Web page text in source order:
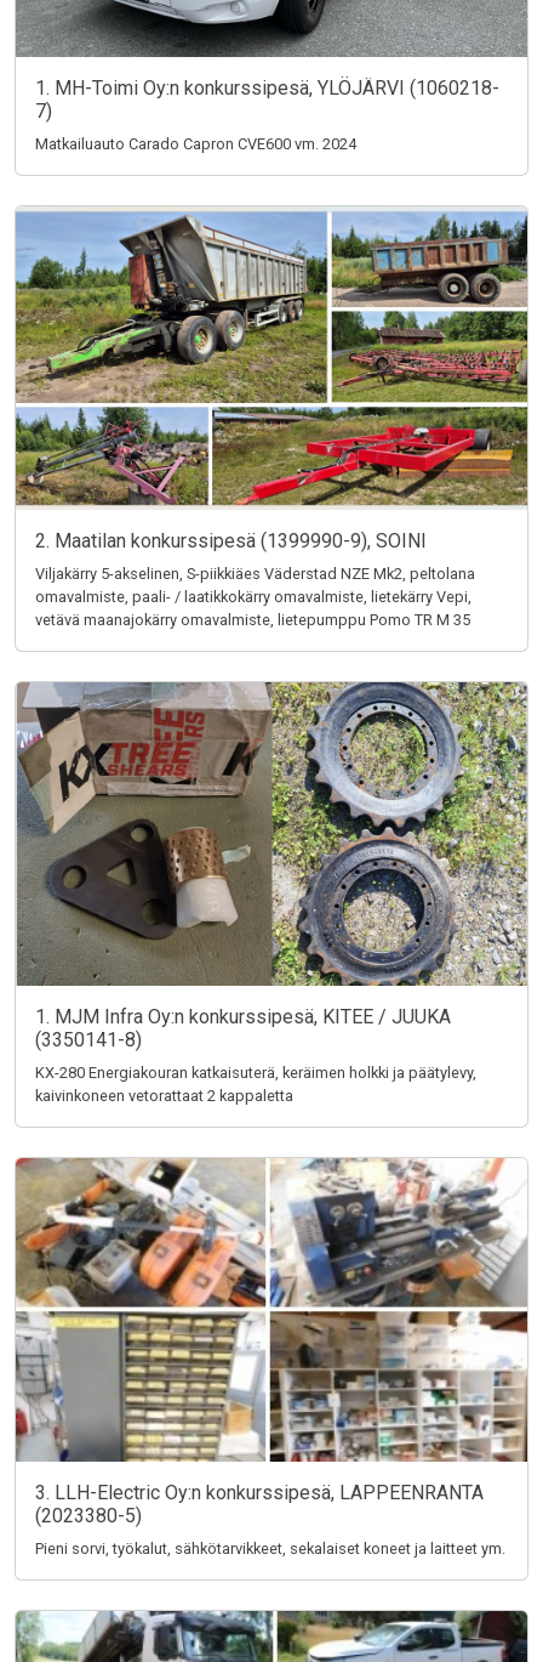
1. MH-Toimi Oy:n konkurssipesä, YLÖJÄRVI (1060218-
7)
Matkailuauto Carado Capron CVE600 vm. 2024
2. Maatilan konkurssipesä (1399990-9), SOINI
Viljakärry 5-akselinen, S-piikkiäes Väderstad NZE Mk2, peltolana
omavalmiste, paali- / laatikkokärry omavalmiste, lietekärry Vepi,
vetävä maanajokärry omavalmiste, lietepumppu Pomo TR M 35
1. MJM Infra Oy:n konkurssipesä, KITEE / JUUKA
(3350141-8)
KX-280 Energiakouran katkaisuterä, keräimen holkki ja päätylevy,
kaivinkoneen vetorattaat 2 kappaletta
3. LLH-Electric Oy:n konkurssipesä, LAPPEENRANTA
(2023380-5)
Pieni sorvi, työkalut, sähkötarvikkeet, sekalaiset koneet ja laitteet ym.